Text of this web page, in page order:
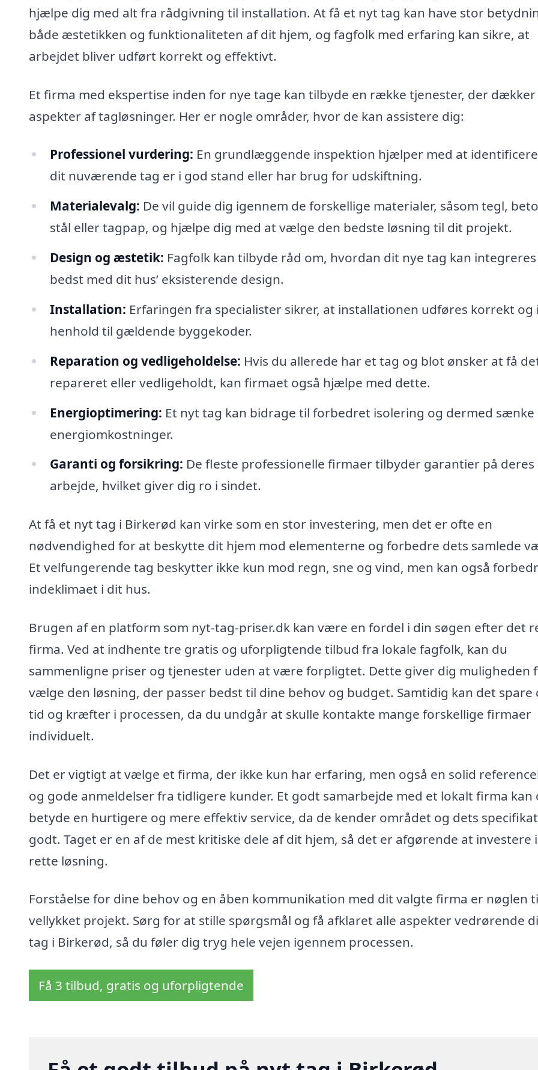
hjælpe dig med alt fra rådgivning til installation. At få et nyt tag kan have stor
både æstetikken og funktionaliteten af dit hjem, og fagfolk med erfaring kan sikre, at
arbejdet bliver udført korrekt og effektivt.
Et firma med ekspertise inden for nye tage kan tilbyde en række tjenester, der dækker
aspekter af tagløsninger. Her er nogle områder, hvor de kan assistere dig:
Professionel vurdering: En grundlæggende inspektion hjælper med at
dit nuværende tag er i god stand eller har brug for udskiftning.
Materialevalg: De vil guide dig igennem de forskellige materialer, såsom tegl,
stål eller tagpap, og hjælpe dig med at vælge den bedste løsning til dit projekt.
Design og æstetik: Fagfolk kan tilbyde råd om, hvordan dit nye tag kan integreres
bedst med dit hus’ eksisterende design.
Installation: Erfaringen fra specialister sikrer, at installationen udføres korrekt og i
henhold til gældende byggekoder.
Reparation og vedligeholdelse: Hvis du allerede har et tag og blot ønsker at få
repareret eller vedligeholdt, kan firmaet også hjælpe med dette.
Energioptimering: Et nyt tag kan bidrage til forbedret isolering og dermed sænke
energiomkostninger.
Garanti og forsikring: De fleste professionelle firmaer tilbyder garantier på deres
arbejde, hvilket giver dig ro i sindet.
At få et nyt tag i Birkerød kan virke som en stor investering, men det er ofte en
nødvendighed for at beskytte dit hjem mod elementerne og forbedre dets samlede
Et velfungerende tag beskytter ikke kun mod regn, sne og vind, men kan også
indeklimaet i dit hus.
Brugen af en platform som nyt-tag-priser.dk kan være en fordel i din søgen efter det
firma. Ved at indhente tre gratis og uforpligtende tilbud fra lokale fagfolk, kan du
sammenligne priser og tjenester uden at være forpligtet. Dette giver dig muligheden
vælge den løsning, der passer bedst til dine behov og budget. Samtidig kan det spare
tid og kræfter i processen, da du undgår at skulle kontakte mange forskellige firmaer
individuelt.
Det er vigtigt at vælge et firma, der ikke kun har erfaring, men også en solid
og gode anmeldelser fra tidligere kunder. Et godt samarbejde med et lokalt firma kan
betyde en hurtigere og mere effektiv service, da de kender området og dets
godt. Taget er en af de mest kritiske dele af dit hjem, så det er afgørende at investere
rette løsning.
Forståelse for dine behov og en åben kommunikation med dit valgte firma er nøglen
vellykket projekt. Sørg for at stille spørgsmål og få afklaret alle aspekter vedrørende
tag i Birkerød, så du føler dig tryg hele vejen igennem processen.
Få 3 tilbud, gratis og uforpligtende